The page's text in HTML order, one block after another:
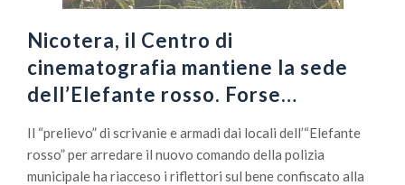
Nicotera, il Centro di
cinematografia mantiene la sede
dell’Elefante rosso. Forse…
Il “prelievo” di scrivanie e armadi dai locali dell’“Elefante
rosso” per arredare il nuovo comando della polizia
municipale ha riacceso i riflettori sul bene confiscato alla